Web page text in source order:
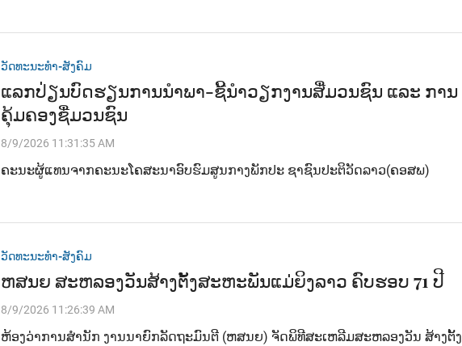
ວັດທະນະທຳ-ສັງຄົມ
ແລກປ່ຽນບົດຮຽນການນຳພາ-ຊີ້ນຳວຽກງານສື່ມວນຊົນ ແລະ ການ
ຄຸ້ມຄອງຊື່ມວນຊົນ
8/9/2026 11:31:35 AM
ຄະນະຜູ້ແທນຈາກຄະນະໂຄສະນາອົບຮົມສູນກາງພັກປະ ຊາຊົນປະຕິວັດລາວ(ຄອສພ)
ວັດທະນະທຳ-ສັງຄົມ
ຫສນຍ ສະຫລອງວັນສ້າງຕັ້ງສະຫະພັນແມ່ຍິງລາວ ຄົບຮອບ 71 ປີ
8/9/2026 11:26:39 AM
ຫ້ອງວ່າການສໍານັກ ງານນາຍົກລັດຖະມົນຕີ (ຫສນຍ) ຈັດພິທີສະເຫລີມສະຫລອງວັນ ສ້າງຕັ້ງ